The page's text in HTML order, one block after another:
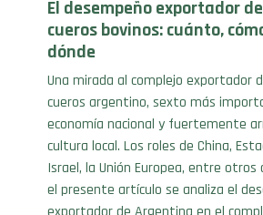
dónde
Una mirada al complejo exportador
cueros argentino, sexto más
economía nacional y fuertemente
cultura local. Los roles de China,
Israel, la Unión Europea, entre otros
el presente artículo se analiza el
exportador de Argentina en el
y cueros […]